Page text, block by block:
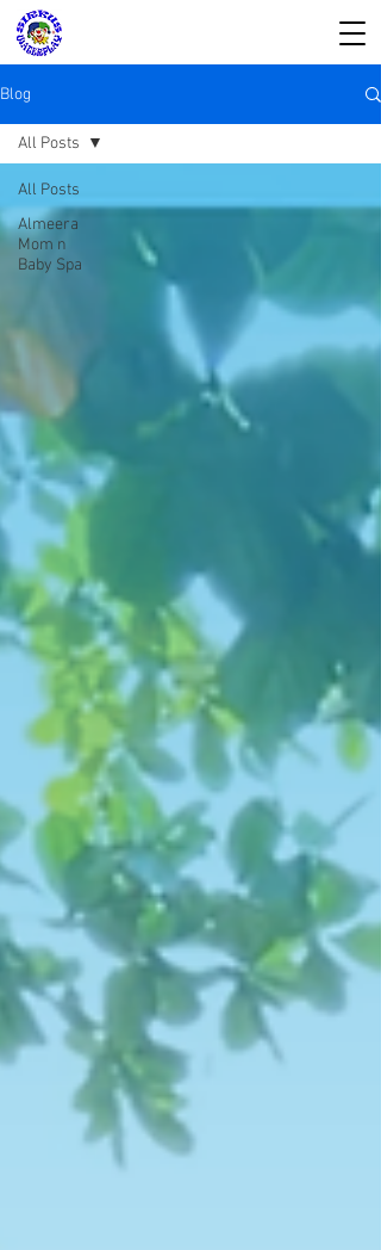
& Almeera Mom n
Baby Spa
Reservasi dan Informasi: 08176988578
Blog
All Posts
Almeera
Mom n
Baby Spa
All Posts